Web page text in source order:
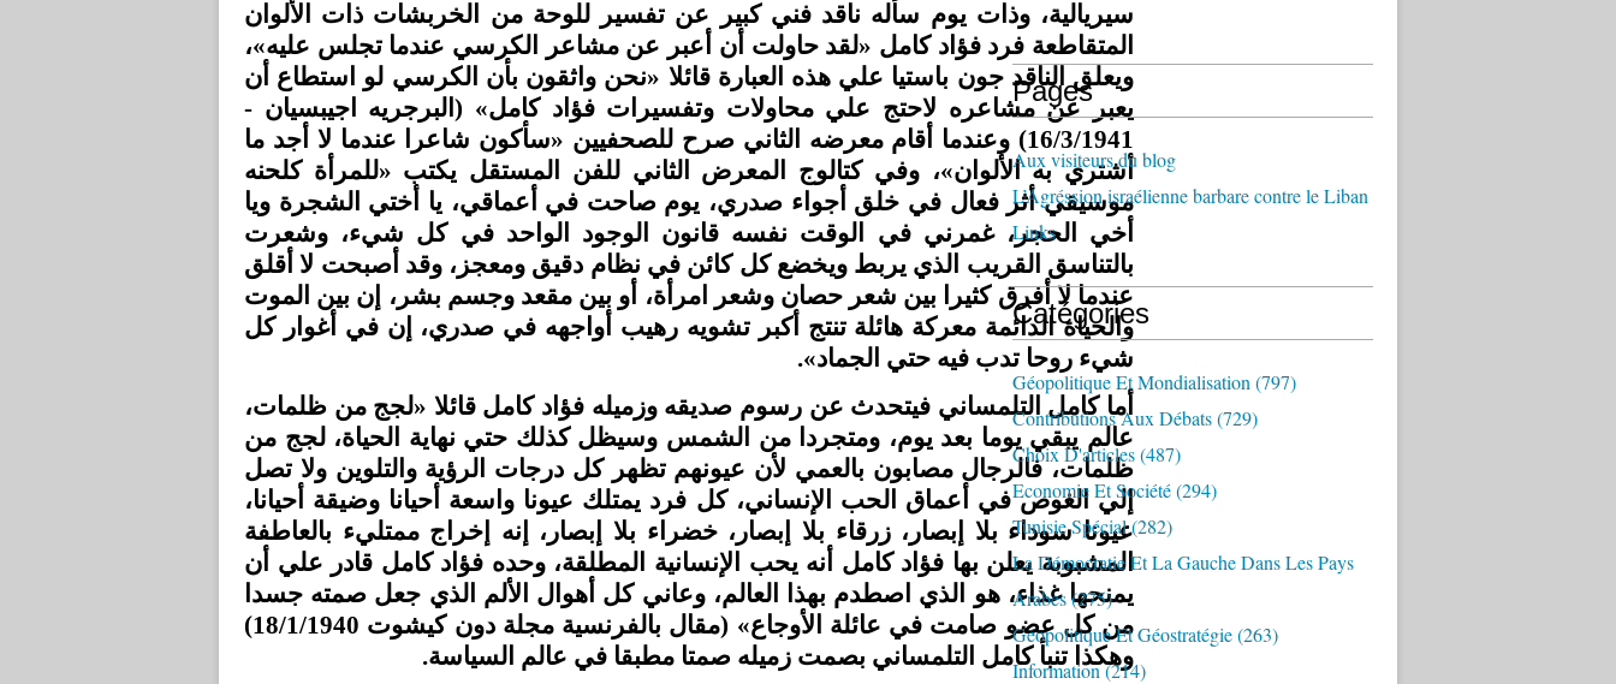
سيريالية، وذات يوم سأله ناقد فني كبير عن تفسير للوحة من الخربشات ذات الألوان
المتقاطعة فرد فؤاد كامل «لقد حاولت أن أعبر عن مشاعر الكرسي عندما تجلس عليه»،
ويعلق الناقد جون باستيا علي هذه العبارة قائلا «نحن واثقون بأن الكرسي لو استطاع أن
يعبر عن مشاعره لاحتج علي محاولات وتفسيرات فؤاد كامل» (البرجريه اجيبسيان -
16/3/1941) وعندما أقام معرضه الثاني صرح للصحفيين «سأكون شاعرا عندما لا أجد ما
أشتري به الألوان»، وفي كتالوج المعرض الثاني للفن المستقل يكتب «للمرأة كلحنه
موسيقي أثر فعال في خلق أجواء صدري، يوم صاحت في أعماقي، يا أختي الشجرة ويا
أخي الحجر، غمرني في الوقت نفسه قانون الوجود الواحد في كل شيء، وشعرت
بالتناسق القريب الذي يربط ويخضع كل كائن في نظام دقيق ومعجز، وقد أصبحت لا أقلق
عندما لا أفرق كثيرا بين شعر حصان وشعر امرأة، أو بين مقعد وجسم بشر، إن بين الموت
والحياة الدائمة معركة هائلة تنتج أكبر تشويه رهيب أواجهه في صدري، إن في أغوار كل
شيء روحا تدب فيه حتي الجماد».
أما كامل التلمساني فيتحدث عن رسوم صديقه وزميله فؤاد كامل قائلا «لجج من ظلمات،
عالم يبقي يوما بعد يوم، ومتجردا من الشمس وسيظل كذلك حتي نهاية الحياة، لجج من
ظلمات، فالرجال مصابون بالعمي لأن عيونهم تظهر كل درجات الرؤية والتلوين ولا تصل
إلي الغوص في أعماق الحب الإنساني، كل فرد يمتلك عيونا واسعة أحيانا وضيقة أحيانا،
عيونا سوداء بلا إبصار، زرقاء بلا إبصار، خضراء بلا إبصار، إنه إخراج ممتليء بالعاطفة
المشبوبة يعلن بها فؤاد كامل أنه يحب الإنسانية المطلقة، وحده فؤاد كامل قادر علي أن
يمنحها غذاء، هو الذي اصطدم بهذا العالم، وعاني كل أهوال الألم الذي جعل صمته جسدا
من كل عضو صامت في عائلة الأوجاع» (مقال بالفرنسية مجلة دون كيشوت 18/1/1940)
وهكذا تنبأ كامل التلمساني بصمت زميله صمتا مطبقا في عالم السياسة.
Pages
Aux visiteurs du blog
L’Agréssion israélienne barbare contre le Liban
Links
Catégories
Géopolitique Et Mondialisation (797)
Contributions Aux Débats(729)
Choix D'articles(487)
Economie Et Société(294)
Tunisie Spécial(282)
La Démocratie Et La Gauche Dans Les Pays
Arabes(275)
Géopolitique Et Géostratégie(263)
Information(214)